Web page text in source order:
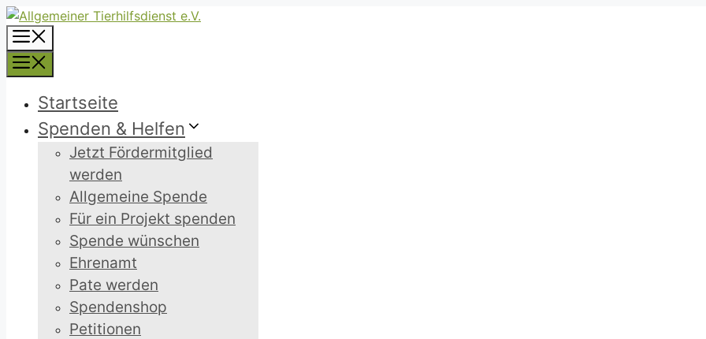
Zum
Inhalt
springen
Startseite
Spenden & Helfen
Jetzt Fördermitglied
werden
Allgemeine Spende
Für ein Projekt spenden
Spende wünschen
Ehrenamt
Pate werden
Spendenshop
Petitionen